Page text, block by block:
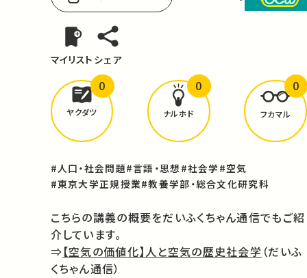
マイリスト シェア
どんな学びがありましたか？
ヤクダツ
0
ナルホド
0
フカマル
0
#人口・社会問題#言語・思想 #社会学 #空気
#東京大学正規授業#教養学部・総合文化研究科
こちらの講義の概要をだいふくちゃん通信でもご紹
介しています。
⇒【空気の価値化】人と空気の歴史社会学 （だいふ
くちゃん通信）